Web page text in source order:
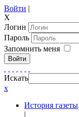
Войти |
X
Логин
Пароль
Запомнить меня
Войти
Искать
x
История газеты
|